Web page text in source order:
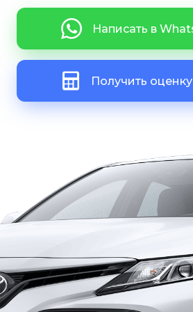
Написать в
Получить